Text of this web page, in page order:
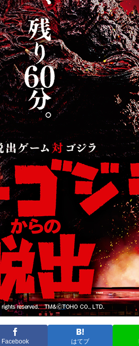
Facebook はてブ